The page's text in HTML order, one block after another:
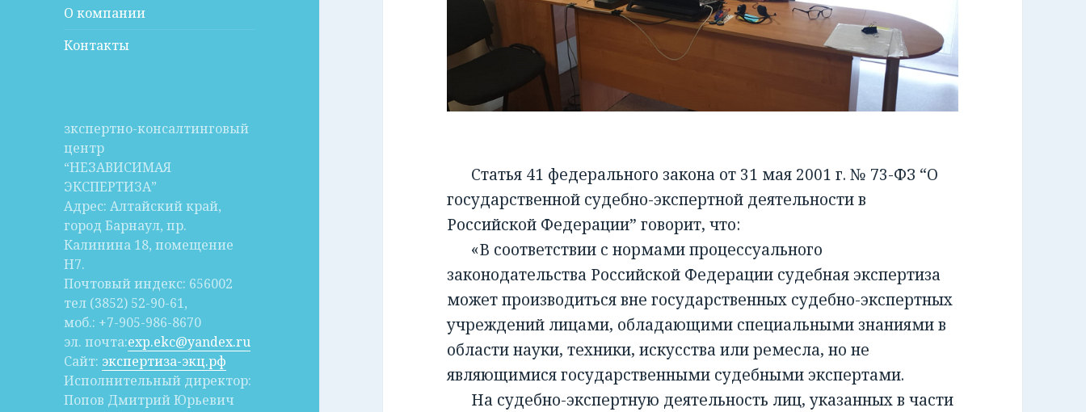
О компании
Контакты
зкспертно-консалтинговый
центр
“НЕЗАВИСИМАЯ
ЭКСПЕРТИЗА”
Адрес: Алтайский край,
город Барнаул, пр.
Калинина 18, помещение
Н7.
Почтовый индекс: 656002
тел (3852) 52-90-61,
моб.: +7-905-986-8670
эл. почта:exp.ekc@yandex.ru
Сайт: экспертиза-экц.рф
Исполнительный директор:
Попов Дмитрий Юрьевич
Статья 41 федерального закона от 31 мая 2001 г. № 73-ФЗ “О
государственной судебно-экспертной деятельности в
Российской Федерации” говорит, что:
«В соответствии с нормами процессуального
законодательства Российской Федерации судебная экспертиза
может производиться вне государственных судебно-экспертных
учреждений лицами, обладающими специальными знаниями в
области науки, техники, искусства или ремесла, но не
являющимися государственными судебными экспертами.
На судебно-экспертную деятельность лиц, указанных в части